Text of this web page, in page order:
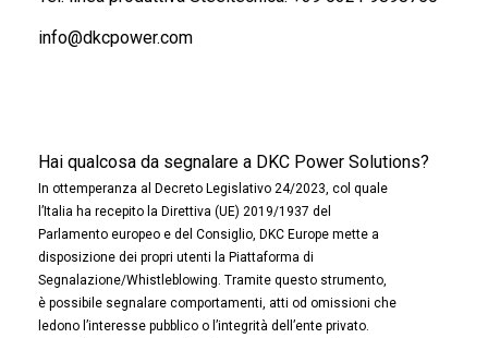
info@dkcpower.com
Hai qualcosa da segnalare a DKC Power Solutions?
In ottemperanza al Decreto Legislativo 24/2023, col quale
l’Italia ha recepito la Direttiva (UE) 2019/1937 del
Parlamento europeo e del Consiglio, DKC Europe mette a
disposizione dei propri utenti la Piattaforma di
Segnalazione/Whistleblowing. Tramite questo strumento,
è possibile segnalare comportamenti, atti od omissioni che
ledono l’interesse pubblico o l’integrità dell’ente privato.